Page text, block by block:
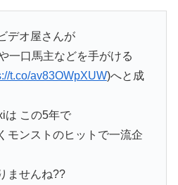
デオ屋さんが
一口馬主などを手がける
t.co/av83OWpXUW)へと成
は この5年で
モンストのヒットで一流企
ませんね??